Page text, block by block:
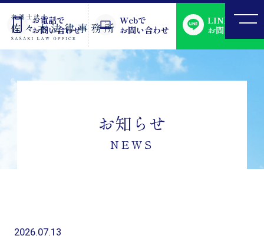
お電話で
お問い合わせ
Webで
お問い合わせ
LINEで
お問い合わせ
お知らせ
NEWS
2026.07.13